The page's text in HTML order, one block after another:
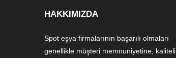
HAKKIMIZDA
Spot eşya firmalarının başarılı olmaları
genellikle müşteri memnuniyetine, kaliteli